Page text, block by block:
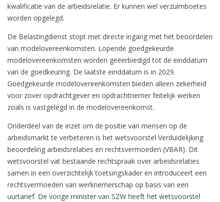
kwalificatie van de arbeidsrelatie. Er kunnen wel verzuimboetes
worden opgelegd.
De Belastingdienst stopt met directe ingang met het beoordelen
van modelovereenkomsten. Lopende goedgekeurde
modelovereenkomsten worden geëerbiedigd tot de einddatum
van de goedkeuring. De laatste einddatum is in 2029.
Goedgekeurde modelovereenkomsten bieden alleen zekerheid
voor zover opdrachtgever en opdrachtnemer feitelijk werken
zoals is vastgelegd in de modelovereenkomst.
Onderdeel van de inzet om de positie van mensen op de
arbeidsmarkt te verbeteren is het wetsvoorstel Verduidelijking
beoordeling arbeidsrelaties en rechtsvermoeden (VBAR). Dit
wetsvoorstel vat bestaande rechtspraak over arbeidsrelaties
samen in een overzichtelijk toetsingskader en introduceert een
rechtsvermoeden van werknemerschap op basis van een
uurtarief. De vorige minister van SZW heeft het wetsvoorstel